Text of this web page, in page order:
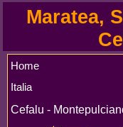
Maratea,
Home
Italia
Cefalu -